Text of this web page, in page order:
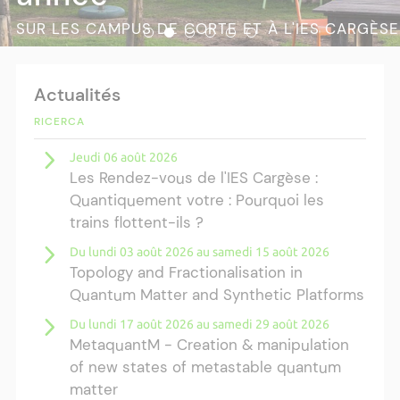
SUR LES CAMPUS DE CORTE ET À L'IES CARGÈSE
Actualités
RICERCA
Jeudi 06 août 2026
Les Rendez-vous de l'IES Cargèse :
Quantiquement votre : Pourquoi les
trains flottent-ils ?
Du lundi 03 août 2026 au samedi 15 août 2026
Topology and Fractionalisation in
Quantum Matter and Synthetic Platforms
Du lundi 17 août 2026 au samedi 29 août 2026
MetaquantM - Creation & manipulation
of new states of metastable quantum
matter